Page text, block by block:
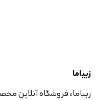
زیباما
زیباما، فروشگاه آنلاین